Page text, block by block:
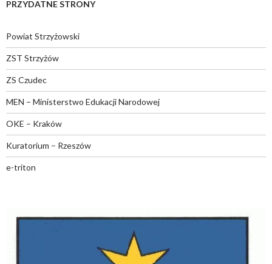
PRZYDATNE STRONY
Powiat Strzyżowski
ZST Strzyżów
ZS Czudec
MEN – Ministerstwo Edukacji Narodowej
OKE – Kraków
Kuratorium – Rzeszów
e-triton